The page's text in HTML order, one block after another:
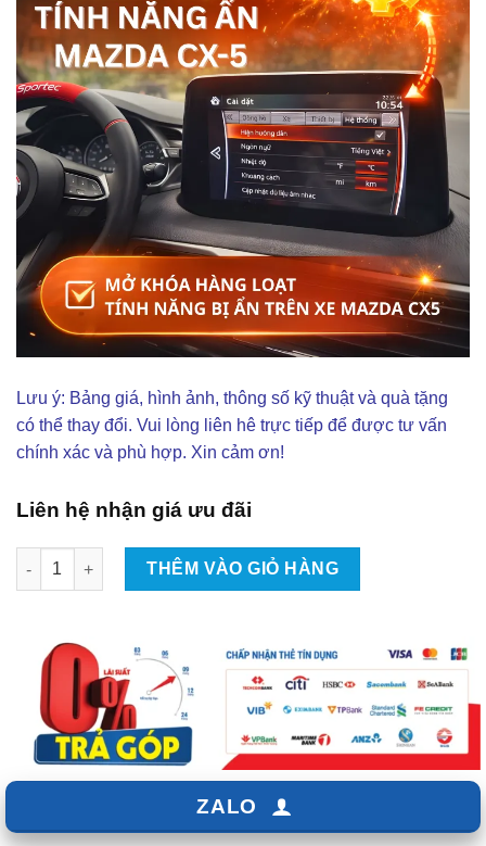
Lưu ý: Bảng giá, hình ảnh, thông số kỹ thuật và quà tặng
có thể thay đổi. Vui lòng liên hê trực tiếp để được tư vấn
chính xác và phù hợp. Xin cảm ơn!
Liên hệ nhận giá ưu đãi
Kích Hoạt Tính Năng Ẩn Xe Mazda CX5 số lượng
THÊM VÀO GIỎ HÀNG
ZALO